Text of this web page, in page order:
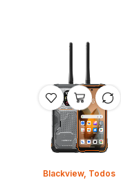
Blackview, Todos